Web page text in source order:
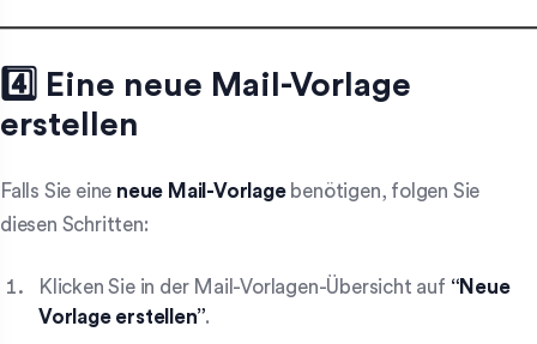
4️⃣ Eine neue Mail-Vorlage
erstellen
Falls Sie eine neue Mail-Vorlagebenötigen, folgen Sie
diesen Schritten:
Klicken Sie in der Mail-Vorlagen-Übersicht auf “Neue
Vorlage erstellen”.